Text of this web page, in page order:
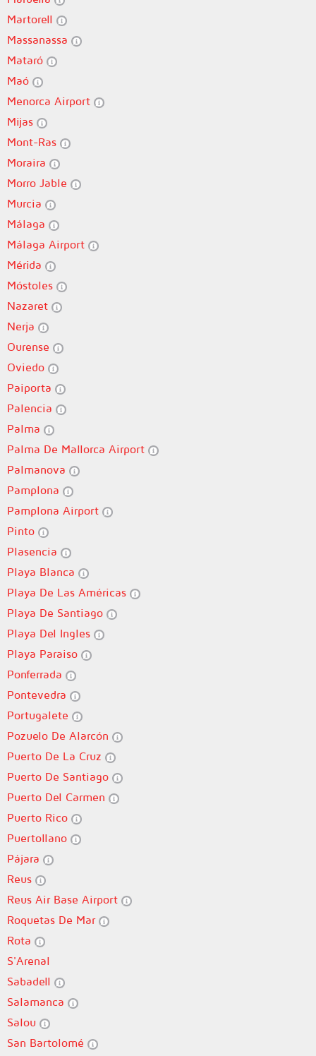
Martorell
Massanassa
Mataró
Maó
Menorca Airport
Mijas
Mont-Ras
Moraira
Morro Jable
Murcia
Málaga
Málaga Airport
Mérida
Móstoles
Nazaret
Nerja
Ourense
Oviedo
Paiporta
Palencia
Palma
Palma De Mallorca Airport
Palmanova
Pamplona
Pamplona Airport
Pinto
Plasencia
Playa Blanca
Playa De Las Américas
Playa De Santiago
Playa Del Ingles
Playa Paraiso
Ponferrada
Pontevedra
Portugalete
Pozuelo De Alarcón
Puerto De La Cruz
Puerto De Santiago
Puerto Del Carmen
Puerto Rico
Puertollano
Pájara
Reus
Reus Air Base Airport
Roquetas De Mar
Rota
S'Arenal
Sabadell
Salamanca
Salou
San Bartolomé